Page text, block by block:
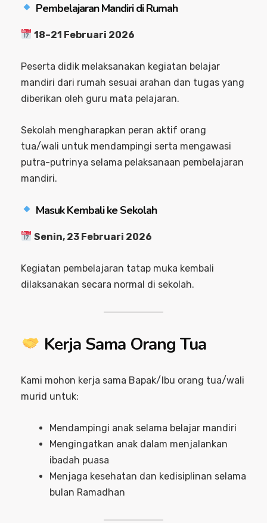
Pembelajaran Mandiri di Rumah
18–21 Februari 2026
Peserta didik melaksanakan kegiatan belajar
mandiri dari rumah sesuai arahan dan tugas yang
diberikan oleh guru mata pelajaran.
Sekolah mengharapkan peran aktif orang
tua/wali untuk mendampingi serta mengawasi
putra-putrinya selama pelaksanaan pembelajaran
mandiri.
Masuk Kembali ke Sekolah
Senin, 23 Februari 2026
Kegiatan pembelajaran tatap muka kembali
dilaksanakan secara normal di sekolah.
Kerja Sama Orang Tua
Kami mohon kerja sama Bapak/Ibu orang tua/wali
murid untuk:
Mendampingi anak selama belajar mandiri
Mengingatkan anak dalam menjalankan
ibadah puasa
Menjaga kesehatan dan kedisiplinan selama
bulan Ramadhan